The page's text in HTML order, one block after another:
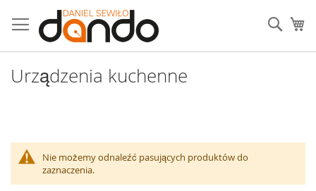
do
treści
Urządzenia kuchenne
Nie możemy odnaleźć pasujących produktów do
zaznaczenia.